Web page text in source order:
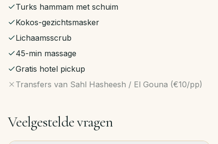
Turks hammam met schuim
Kokos-gezichtsmasker
Lichaamsscrub
45-min massage
Gratis hotel pickup
Transfers van Sahl Hasheesh / El Gouna (€10/pp)
Veelgestelde vragen